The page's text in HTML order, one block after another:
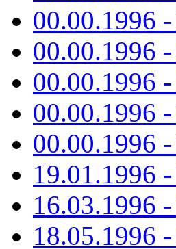
00.00.1996
00.00.1996
00.00.1996
00.00.1996
00.00.1996
19.01.1996
16.03.1996
18.05.1996